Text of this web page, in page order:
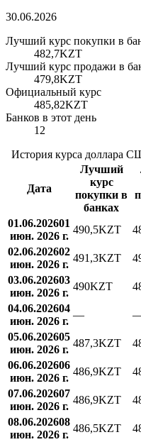
30.06.2026
Лучший курс покупки в
482,7KZT
Лучший курс продажи в
479,8KZT
Официальный курс
485,82KZT
Банков в этот день
12
История курса доллара
Дата
Лучший
курс
покупки в
банках
01.06.202601
июн. 2026 г.
490,5KZT
02.06.202602
июн. 2026 г.
491,3KZT
03.06.202603
июн. 2026 г.
490KZT
04.06.202604
июн. 2026 г.
—
05.06.202605
июн. 2026 г.
487,3KZT
06.06.202606
июн. 2026 г.
486,9KZT
07.06.202607
июн. 2026 г.
486,9KZT
08.06.202608
июн. 2026 г.
486,5KZT